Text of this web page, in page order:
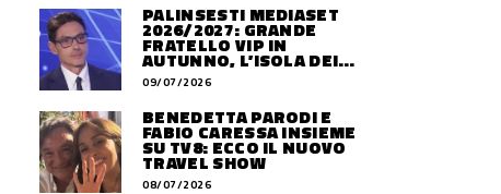
PALINSESTI MEDIASET
2026/2027: GRANDE
FRATELLO VIP IN
AUTUNNO, L’ISOLA DEI
FAMOSI SLITTA AL 2027
09/07/2026
BENEDETTA PARODI E
FABIO CARESSA INSIEME
SU TV8: ECCO IL NUOVO
TRAVEL SHOW
08/07/2026